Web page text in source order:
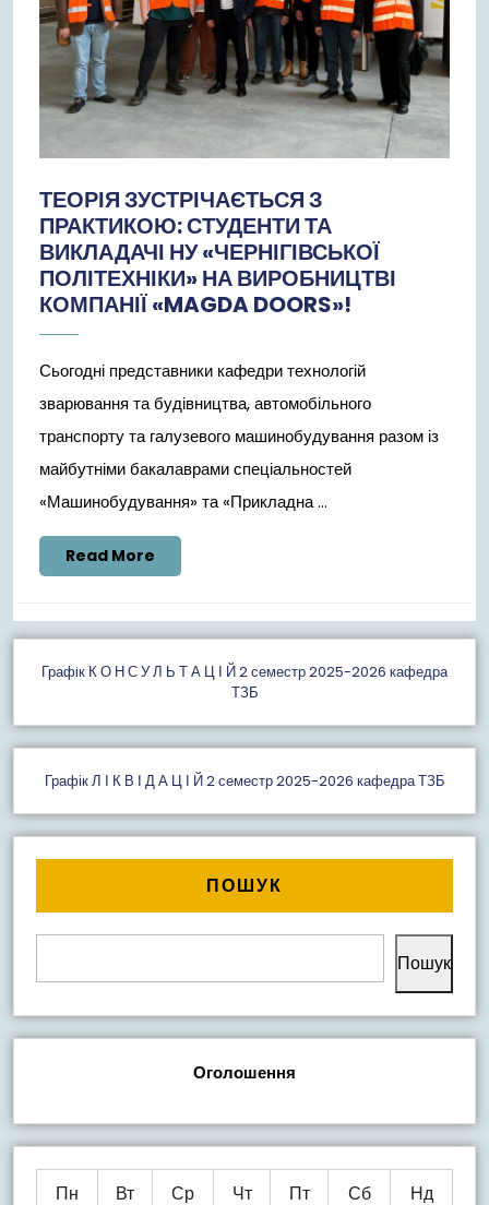
ТЕОРІЯ ЗУСТРІЧАЄТЬСЯ З
ПРАКТИКОЮ: СТУДЕНТИ ТА
ВИКЛАДАЧІ НУ «ЧЕРНІГІВСЬКОЇ
ПОЛІТЕХНІКИ» НА ВИРОБНИЦТВІ
КОМПАНІЇ «MAGDA DOORS»!
Сьогодні представники кафедри технологій
зварювання та будівництва, автомобільного
транспорту та галузевого машинобудування разом із
майбутніми бакалаврами спеціальностей
«Машинобудування» та «Прикладна ...
Read More
More
Графiк К О Н С У Л Ь Т А Ц І Й 2 семестр 2025-2026 кафедра
ТЗБ
Графік Л І К В І Д А Ц І Й 2 семестр 2025-2026 кафедра ТЗБ
ПОШУК
Пошук
Оголошення
Пн Вт Ср Чт Пт Сб Нд